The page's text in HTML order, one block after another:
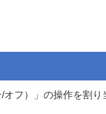
フ）」の操作を割り